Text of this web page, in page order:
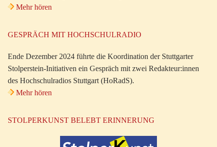
Mehr hören
GESPRÄCH MIT HOCHSCHULRADIO
Ende Dezember 2024 führte die Koordination der Stuttgarter
Stolperstein-Initiativen ein Gespräch mit zwei Redakteur:innen
des Hochschulradios Stuttgart (HoRadS).
Mehr hören
STOLPERKUNST BELEBT ERINNERUNG